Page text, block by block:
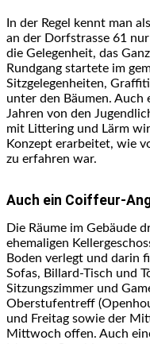
In der Regel kennt man
an der Dorfstrasse 61
die Gelegenheit, das
Rundgang startete im
Sitzgelegenheiten,
unter den Bäumen.
Jahren von den
mit Littering und Lärm
Konzept erarbeitet, wie
zu erfahren war.
Auch ein Coiffeur-
Die Räume im Gebäude
ehemaligen
Boden verlegt und darin
Sofas, Billard-Tisch und
Sitzungszimmer und
Oberstufentreff
und Freitag sowie der
Mittwoch offen. Auch